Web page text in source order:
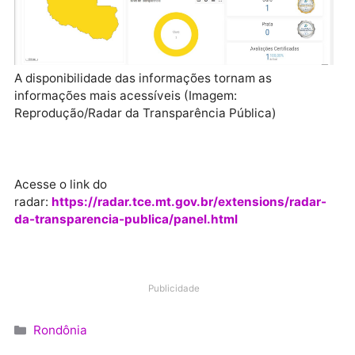
e responsabilidade pública”, encerrou Marcelo Cruz.
A disponibilidade das informações tornam as
Reprodução/Radar da Transparência Pública)